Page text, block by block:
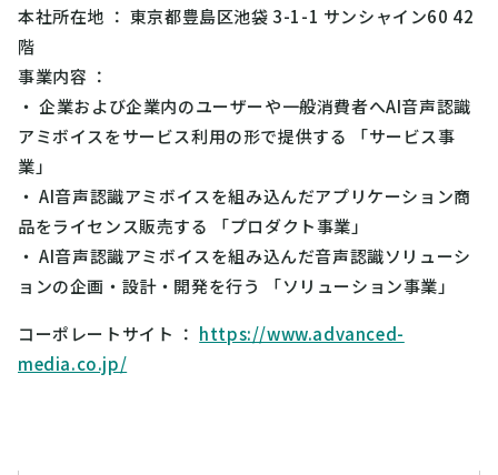
本社所在地 ： 東京都豊島区池袋 3-1-1 サンシャイン60 42
階
事業内容 ：
・企業および企業内のユーザーや一般消費者へAI音声認識
アミボイスをサービス利用の形で提供する 「サービス事
業」
・AI音声認識アミボイスを組み込んだアプリケーション商
品をライセンス販売する 「プロダクト事業」
・AI音声認識アミボイスを組み込んだ音声認識ソリューシ
ョンの企画・設計・開発を行う 「ソリューション事業」
コーポレートサイト ： https://www.advanced-
media.co.jp/